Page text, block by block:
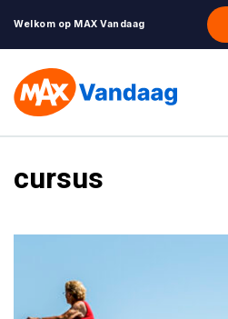
Welkom op MAX Vandaag
cursus